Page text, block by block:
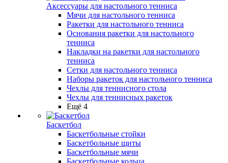
Аксессуары для настольного тенниса
Мячи для настольного тенниса
Ракетки для настольного тенниса
Основания ракетки для настольного
тенниса
Накладки на ракетки для настольного
тенниса
Сетки для настольного тенниса
Наборы ракеток для настольного тенниса
Чехлы для теннисного стола
Чехлы для теннисных ракеток
Ещё 4
Баскетбол
Баскетбольные стойки
Баскетбольные щиты
Баскетбольные мячи
Баскетбольные кольца